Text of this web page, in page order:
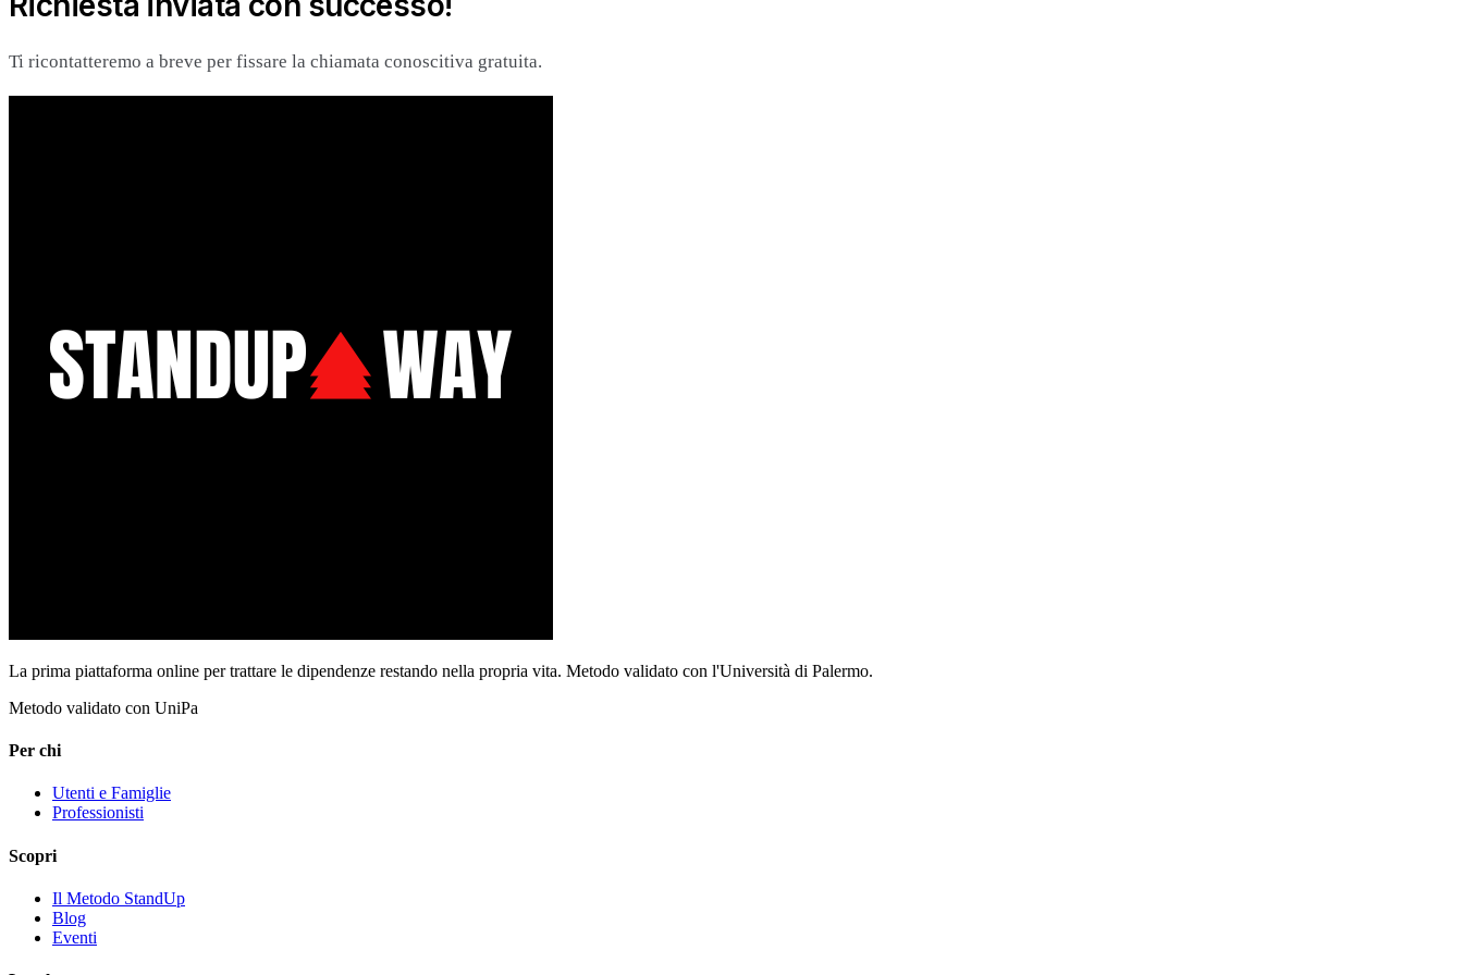
Ti ricontatteremo a breve per fissare la chiamata conoscitiva gratuita.
La prima piattaforma online per trattare le dipendenze restando nella propria vita. Metodo validato con l'Università di Palermo.
Metodo validato con UniPa
Per chi
Utenti e Famiglie
Professionisti
Scopri
Il Metodo StandUp
Blog
Eventi